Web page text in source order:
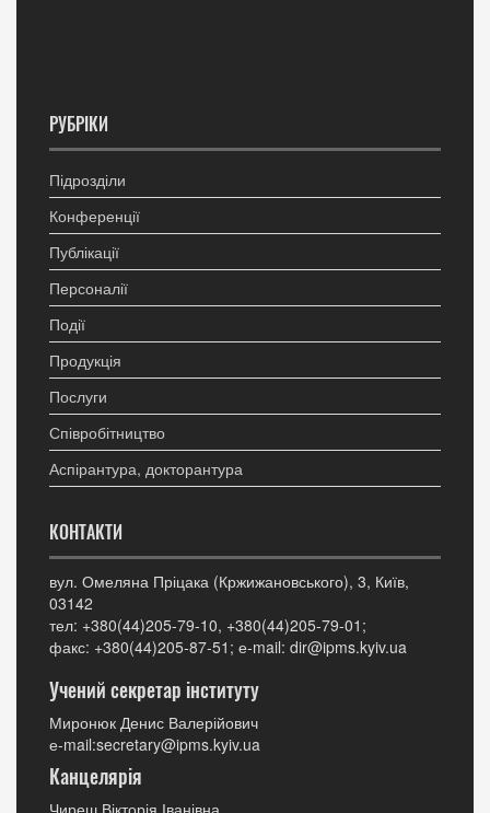
РУБРІКИ
Підрозділи
Конференції
Публікації
Персоналії
Події
Продукція
Послуги
Співробітництво
Аспірантура, докторантура
КОНТАКТИ
вул. Омеляна Пріцака (Кржижановського), 3, Київ,
03142
тел: +380(44)205-79-10, +380(44)205-79-01;
факс: +380(44)205-87-51; е-mail: dir@ipms.kyiv.ua
Учений секретар інституту
Миронюк Денис Валерійович
е-mail:secretary@ipms.kyiv.ua
Канцелярія
Чиреш Вікторія Іванівна